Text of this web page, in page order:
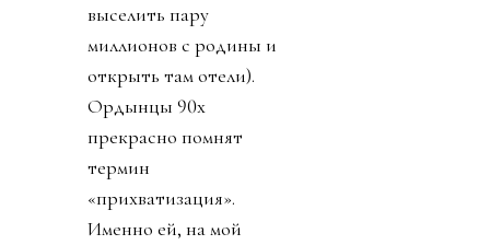
выселить пару
миллионов с родины и
открыть там отели).
Ордынцы 90х
прекрасно помнят
термин
«прихватизация».
Именно ей, на мой